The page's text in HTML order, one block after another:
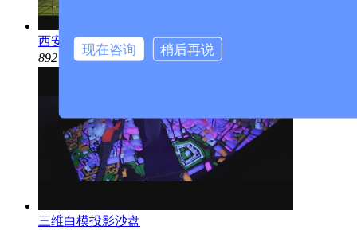
西安浐灞生态区联动规划数字沙盘
892 次观看
三维白模投影沙盘
现在咨询 稍后再说